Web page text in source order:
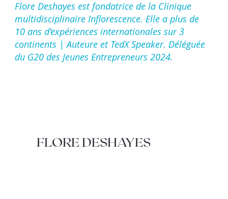
Flore Deshayes est fondatrice de la Clinique
multidisciplinaire Inflorescence. Elle a plus de
10 ans d’expériences internationales sur 3
continents | Auteure et TedX Speaker. Déléguée
du G20 des Jeunes Entrepreneurs 2024.
FLORE DESHAYES